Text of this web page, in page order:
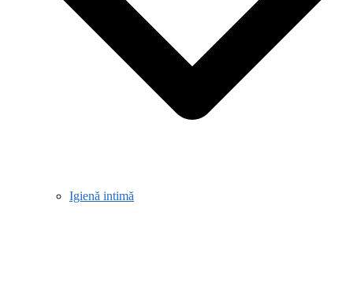
Igienă intimă